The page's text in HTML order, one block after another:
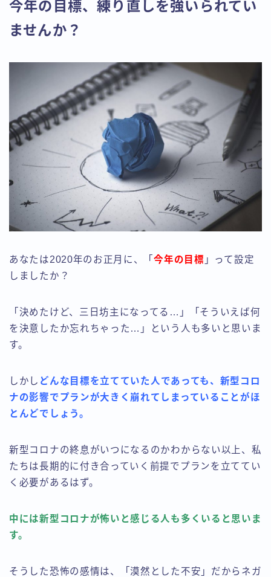
今年の目標、練り直しを強いられてい
ませんか？
あなたは2020年のお正月に、「今年の目標 」って設定
しましたか？
「決めたけど、三日坊主になってる…」「そういえば何
を決意したか忘れちゃった…」という人も多いと思いま
す。
しかし どんな目標を立てていた人であっても、新型コロ
ナの影響でプランが大きく崩れてしまっていることがほ
とんどでしょう。
新型コロナの終息がいつになるのかわからない以上、私
たちは長期的に付き合っていく前提でプランを立ててい
く必要があるはず。
中には新型コロナが怖いと感じる人も多くいると思いま
す。
そうした恐怖の感情は、「漠然とした不安」だからネガ